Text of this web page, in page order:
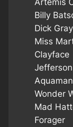
Billy
Dick
Miss
Clayface
Wonder
Mad
Forager